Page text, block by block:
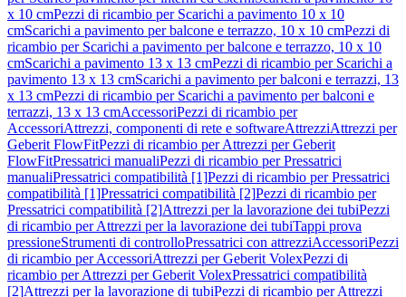
x 10 cmPezzi di ricambio per Scarichi a pavimento 10 x 10
cmScarichi a pavimento per balcone e terrazzo, 10 x 10 cmPezzi di
ricambio per Scarichi a pavimento per balcone e terrazzo, 10 x 10
cmScarichi a pavimento 13 x 13 cmPezzi di ricambio per Scarichi a
pavimento 13 x 13 cmScarichi a pavimento per balconi e terrazzi, 13
x 13 cmPezzi di ricambio per Scarichi a pavimento per balconi e
terrazzi, 13 x 13 cmAccessoriPezzi di ricambio per
AccessoriAttrezzi, componenti di rete e softwareAttrezziAttrezzi per
Geberit FlowFitPezzi di ricambio per Attrezzi per Geberit
FlowFitPressatrici manualiPezzi di ricambio per Pressatrici
manualiPressatrici compatibilità [1]Pezzi di ricambio per Pressatrici
compatibilità [1]Pressatrici compatibilità [2]Pezzi di ricambio per
Pressatrici compatibilità [2]Attrezzi per la lavorazione dei tubiPezzi
di ricambio per Attrezzi per la lavorazione dei tubiTappi prova
pressioneStrumenti di controlloPressatrici con attrezziAccessoriPezzi
di ricambio per AccessoriAttrezzi per Geberit VolexPezzi di
ricambio per Attrezzi per Geberit VolexPressatrici compatibilità
[2]Attrezzi per la lavorazione di tubiPezzi di ricambio per Attrezzi